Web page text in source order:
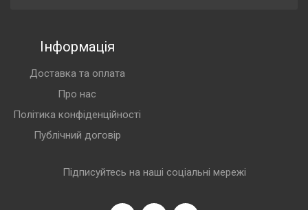
Інформація
Доставка та оплата
Про нас
Політика конфіденційності
Публічний договір
Підписуйтесь на наші соціальні мережі